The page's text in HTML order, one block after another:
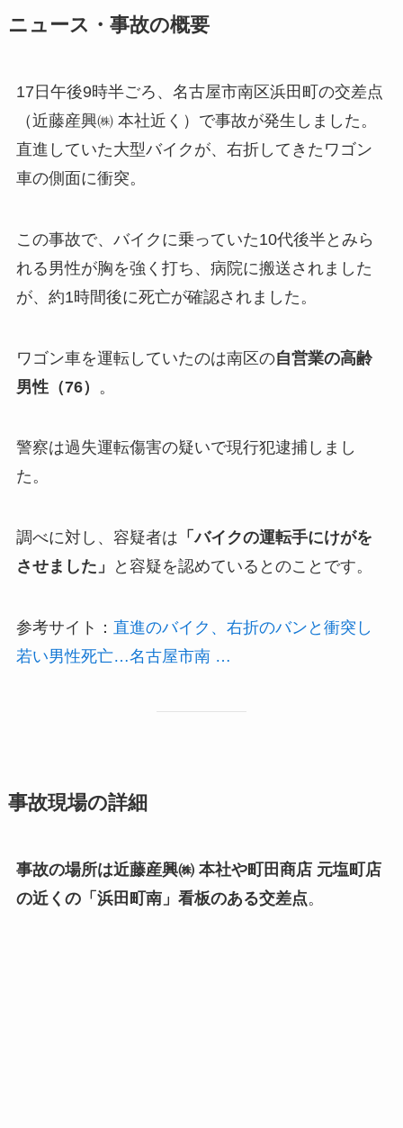
ニュース・事故の概要
17日午後9時半ごろ、名古屋市南区浜田町の交差点
（近藤産興㈱ 本社近く）で事故が発生しました。
直進していた大型バイクが、右折してきたワゴン
車の側面に衝突。
この事故で、バイクに乗っていた10代後半とみら
れる男性が胸を強く打ち、病院に搬送されました
が、約1時間後に死亡が確認されました。
ワゴン車を運転していたのは南区の自営業の高齢
男性（76）
。
警察は過失運転傷害の疑いで現行犯逮捕しまし
た。
調べに対し、容疑者は 「バイクの運転手にけがを
させました」
と容疑を認めているとのことです。
参考サイト： 直進のバイク、右折のバンと衝突し
若い男性死亡…名古屋市南 …
事故現場の詳細
事故の場所は近藤産興㈱ 本社や町田商店 元塩町店
の近くの「浜田町南」看板のある交差点。